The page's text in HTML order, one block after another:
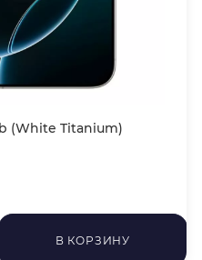
(White Titanium)
В КОРЗИНУ